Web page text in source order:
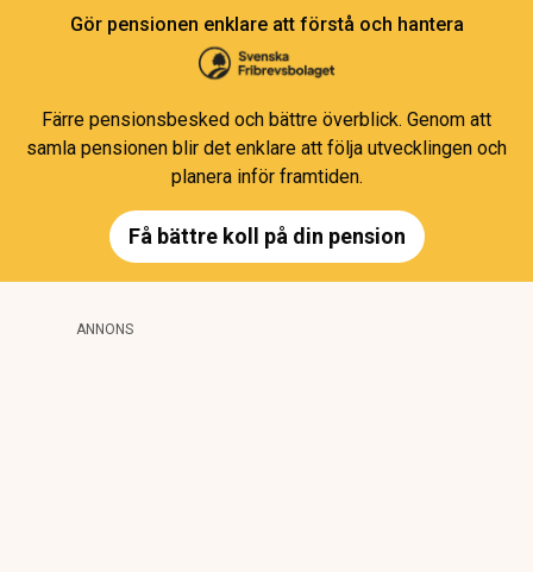
Gör pensionen enklare att förstå och hantera
Färre pensionsbesked och bättre överblick. Genom att
samla pensionen blir det enklare att följa utvecklingen och
planera inför framtiden.
Få bättre koll på din pension
ANNONS